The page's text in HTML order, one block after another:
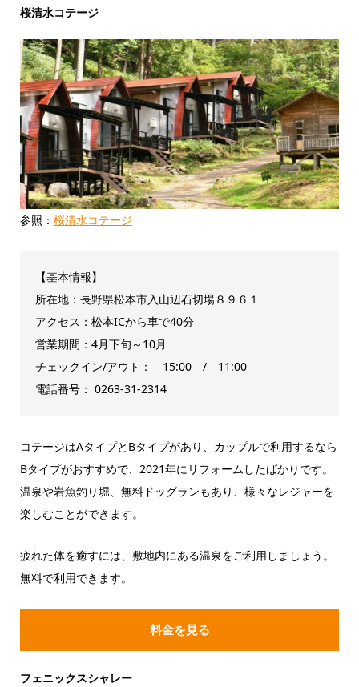
桜清水コテージ
参照： 桜清水コテージ
【基本情報】
所在地：長野県松本市入山辺石切場８９６１
アクセス：松本ICから車で40分
営業期間：4月下旬～10月
チェックイン/アウト： 15:00 / 11:00
電話番号： 0263-31-2314
コテージはAタイプとBタイプがあり、カップルで利用するなら
Bタイプがおすすめで、2021年にリフォームしたばかりです。
温泉や岩魚釣り堀、無料ドッグランもあり、様々なレジャーを
楽しむことができます。
疲れた体を癒すには、敷地内にある温泉をご利用しましょう。
無料で利用できます。
料金を見る
フェニックスシャレー